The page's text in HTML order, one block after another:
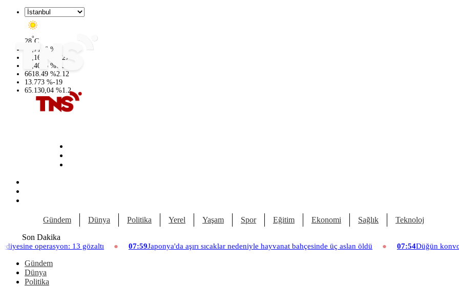
28°C
47,7106 %
55,1652
0.27
64,4046 %0.35
6618.49 %2.12
13.773 %-19
65.130,04 %1.2
Gündem Dünya Politika Yerel Yaşam Spor Eğitim Ekonomi Sağlık Teknoloji
Son Dakika
gözaltı 07:59Japonya'da aşırı sıcaklar nedeniyle hayvanat bahçesinde üç aslan öldü 07:54Düğün konvoyuna ağır fatura: 540
Gündem
Dünya
Politika